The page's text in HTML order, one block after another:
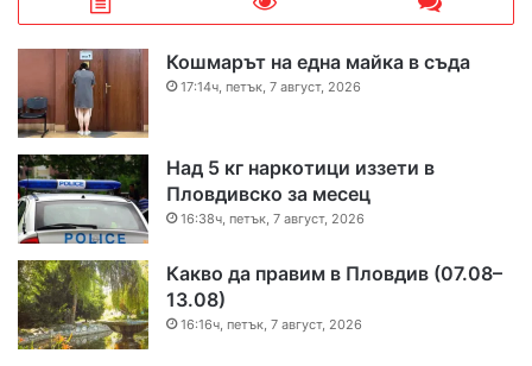
Кошмарът на една майка в съда
17:14ч, петък, 7 август, 2026
Над 5 кг наркотици иззети в
Пловдивско за месец
16:38ч, петък, 7 август, 2026
Какво да правим в Пловдив (07.08–
13.08)
16:16ч, петък, 7 август, 2026